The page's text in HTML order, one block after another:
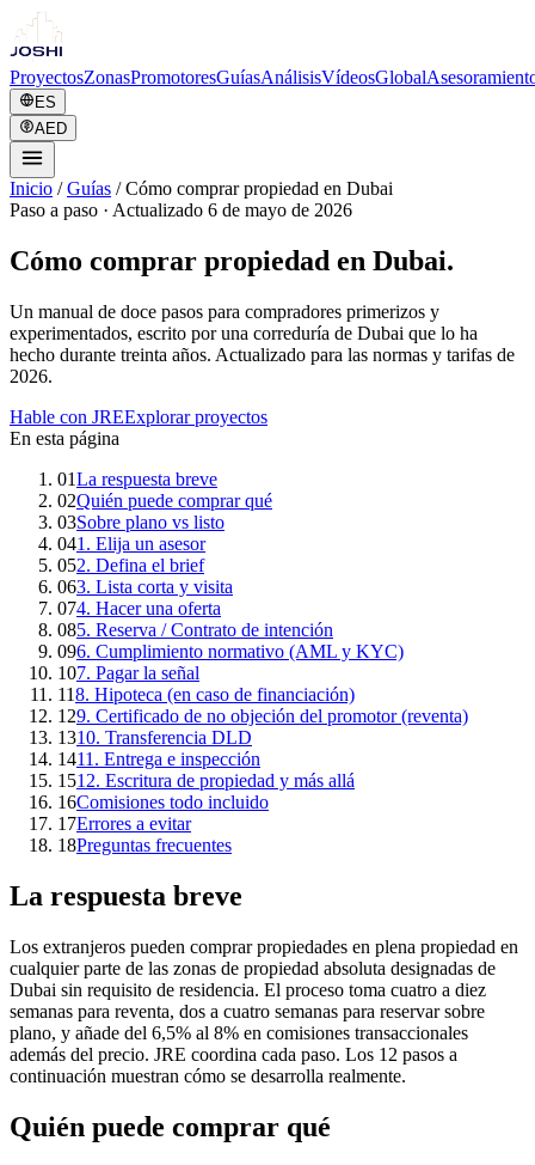
ProyectosZonasPromotoresGuíasAnálisisVídeosGlobal
ES
AED
Inicio / Guías /Cómo comprar propiedad en Dubai
Paso a paso · Actualizado 6 de mayo de 2026
Cómo comprar propiedad en Dubai.
Un manual de doce pasos para compradores primerizos y
experimentados, escrito por una correduría de Dubai que lo ha
hecho durante treinta años. Actualizado para las normas y tarifas de
2026.
Hable con JREExplorar proyectos
En esta página
01La respuesta breve
02Quién puede comprar qué
03Sobre plano vs listo
041. Elija un asesor
052. Defina el brief
063. Lista corta y visita
074. Hacer una oferta
085. Reserva / Contrato de intención
096. Cumplimiento normativo (AML y KYC)
107. Pagar la señal
118. Hipoteca (en caso de financiación)
129. Certificado de no objeción del promotor (reventa)
1310. Transferencia DLD
1411. Entrega e inspección
1512. Escritura de propiedad y más allá
16Comisiones todo incluido
17Errores a evitar
18Preguntas frecuentes
La respuesta breve
Los extranjeros pueden comprar propiedades en plena propiedad en
cualquier parte de las zonas de propiedad absoluta designadas de
Dubai sin requisito de residencia. El proceso toma cuatro a diez
semanas para reventa, dos a cuatro semanas para reservar sobre
plano, y añade del 6,5% al 8% en comisiones transaccionales
además del precio. JRE coordina cada paso. Los 12 pasos a
continuación muestran cómo se desarrolla realmente.
Quién puede comprar qué